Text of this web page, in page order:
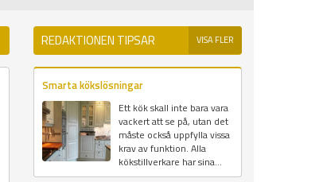
REDAKTIONEN TIPSAR VISA FLER
Smarta kökslösningar
Ett kök skall inte bara vara
vackert att se på, utan det
måste också uppfylla vissa
krav av funktion. Alla
kökstillverkare har sina...